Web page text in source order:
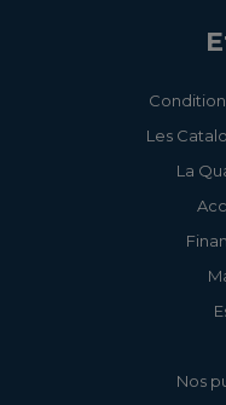
Les
La
Nos